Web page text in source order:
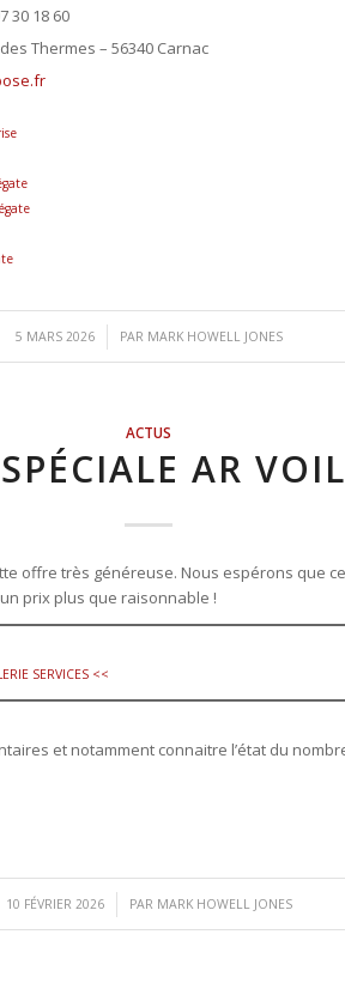
30 18 60
Thermes – 56340 Carnac
5 MARS 2026
/ PAR MARK HOWELL JONES
ACTUS
AR
offre très généreuse. Nous espérons que
prix plus que raisonnable !
SERVICES <<
et notamment connaitre l’état du
10 FÉVRIER 2026
/ PAR MARK HOWELL JONES